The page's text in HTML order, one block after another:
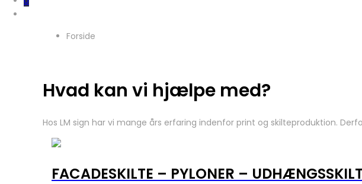
Forside
Hvad kan vi hjælpe med?
Hos LM sign har vi mange års erfaring indenfor print og skilteproduktion.
FACADESKILTE – PYLONER –